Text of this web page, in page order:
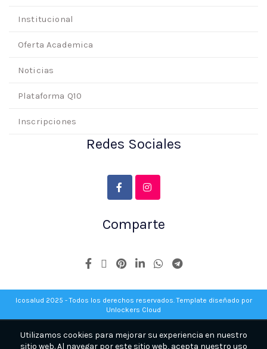
Institucional
Oferta Academica
Noticias
Plataforma Q10
Inscripciones
Redes Sociales
Comparte
Icosalud 2025 - Todos los derechos reservados. Template diseñado por
Unlockers Cloud
Utilizamos cookies para mejorar su experiencia en nuestro
sitio web. Al navegar por este sitio web, acepta nuestro uso